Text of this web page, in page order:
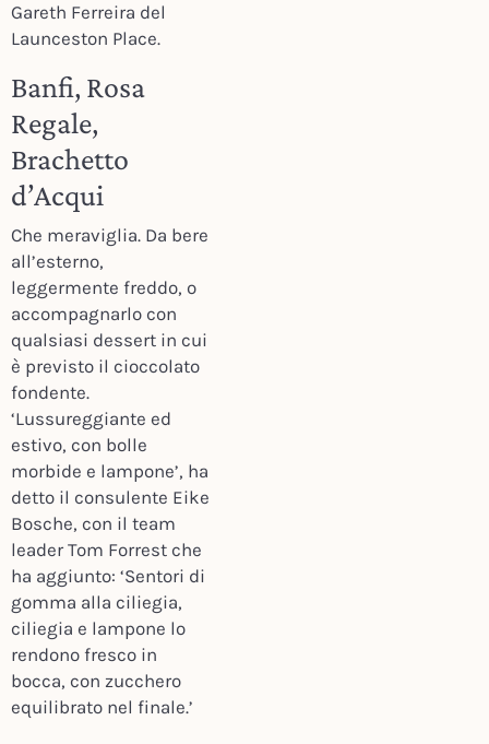
Gareth Ferreira del
Launceston Place.
Banfi, Rosa
Regale,
Brachetto
d’Acqui
Che meraviglia. Da bere
all’esterno,
leggermente freddo, o
accompagnarlo con
qualsiasi dessert in cui
è previsto il cioccolato
fondente.
‘Lussureggiante ed
estivo, con bolle
morbide e lampone’, ha
detto il consulente Eike
Bosche, con il team
leader Tom Forrest che
ha aggiunto: ‘Sentori di
gomma alla ciliegia,
ciliegia e lampone lo
rendono fresco in
bocca, con zucchero
equilibrato nel finale.’